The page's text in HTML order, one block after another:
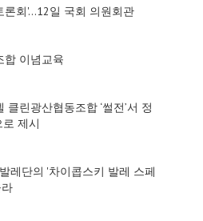
론회'…12일 국회 의원회관
합 이념교육
린광산협동조합 ‘썰전’서 정
제시
레단의 '차이콥스키 발레 스페